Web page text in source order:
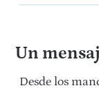
Un
Desde los